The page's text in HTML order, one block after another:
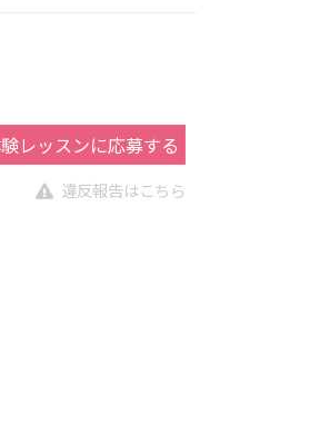
レッスンに応募する
違反報告はこちら